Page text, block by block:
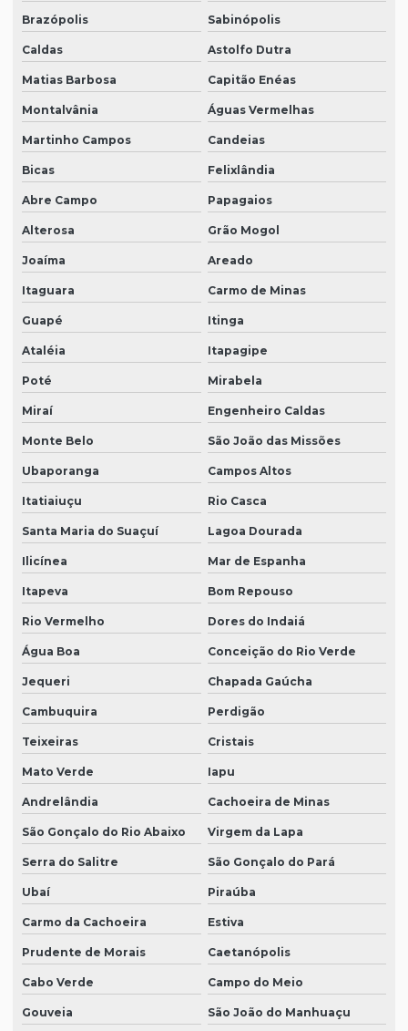
Brazópolis Sabinópolis
Caldas Astolfo Dutra
Matias Barbosa Capitão Enéas
Montalvânia Águas Vermelhas
Martinho Campos Candeias
Bicas Felixlândia
Abre Campo Papagaios
Alterosa Grão Mogol
Joaíma Areado
Itaguara Carmo de Minas
Guapé Itinga
Ataléia Itapagipe
Poté Mirabela
Miraí Engenheiro Caldas
Monte Belo São João das Missões
Ubaporanga Campos Altos
Itatiaiuçu Rio Casca
Santa Maria do Suaçuí Lagoa Dourada
Ilicínea Mar de Espanha
Itapeva Bom Repouso
Rio Vermelho Dores do Indaiá
Água Boa Conceição do Rio Verde
Jequeri Chapada Gaúcha
Cambuquira Perdigão
Teixeiras Cristais
Mato Verde Iapu
Andrelândia Cachoeira de Minas
São Gonçalo do Rio Abaixo Virgem da Lapa
Serra do Salitre São Gonçalo do Pará
Ubaí Piraúba
Carmo da Cachoeira Estiva
Prudente de Morais Caetanópolis
Cabo Verde Campo do Meio
Gouveia São João do Manhuaçu